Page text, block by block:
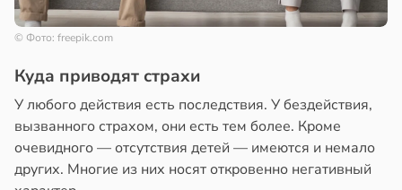
© Фото: freepik.com
Куда приводят страхи
У любого действия есть последствия. У бездействия,
вызванного страхом, они есть тем более. Кроме
очевидного — отсутствия детей — имеются и немало
других. Многие из них носят откровенно негативный